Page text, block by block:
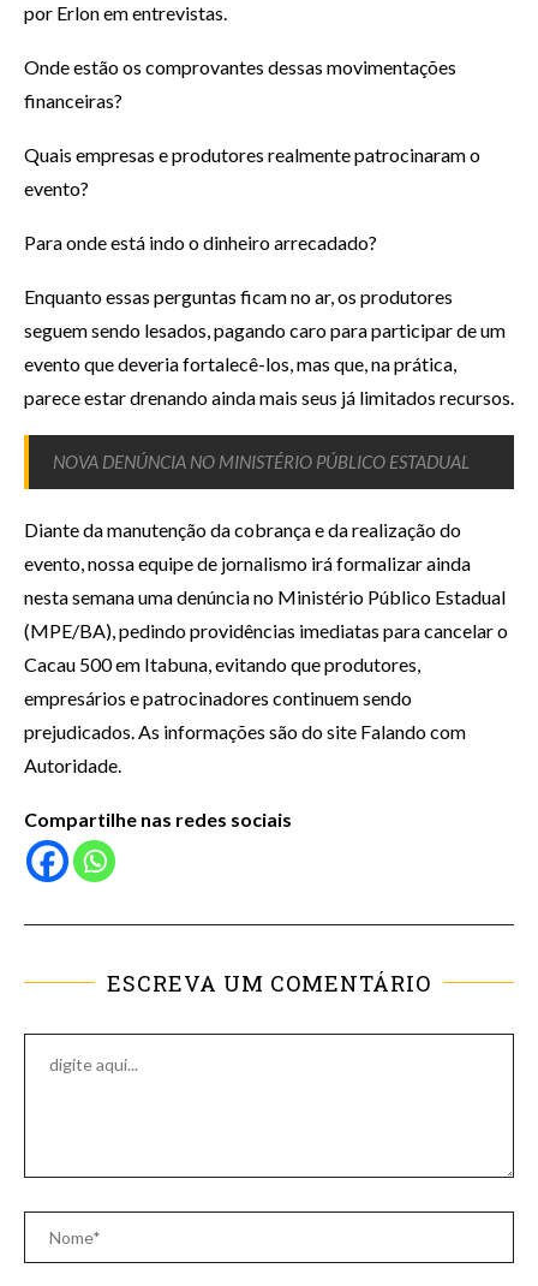
por Erlon em entrevistas.
Onde estão os comprovantes dessas movimentações
financeiras?
Quais empresas e produtores realmente patrocinaram o
evento?
Para onde está indo o dinheiro arrecadado?
Enquanto essas perguntas ficam no ar, os produtores
seguem sendo lesados, pagando caro para participar de um
evento que deveria fortalecê-los, mas que, na prática,
parece estar drenando ainda mais seus já limitados recursos.
NOVA DENÚNCIA NO MINISTÉRIO PÚBLICO ESTADUAL
Diante da manutenção da cobrança e da realização do
evento, nossa equipe de jornalismo irá formalizar ainda
nesta semana uma denúncia no Ministério Público Estadual
(MPE/BA), pedindo providências imediatas para cancelar o
Cacau 500 em Itabuna, evitando que produtores,
empresários e patrocinadores continuem sendo
prejudicados. As informações são do site Falando com
Autoridade.
Compartilhe nas redes sociais
ESCREVA UM COMENTÁRIO